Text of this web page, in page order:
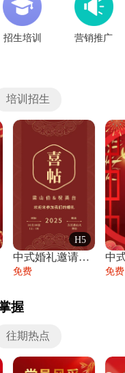
招生培训 营销推广
培训招生
H5
中式婚礼邀请函中国风传统复古婚礼请柬请帖
免费 免费
握
往期热点